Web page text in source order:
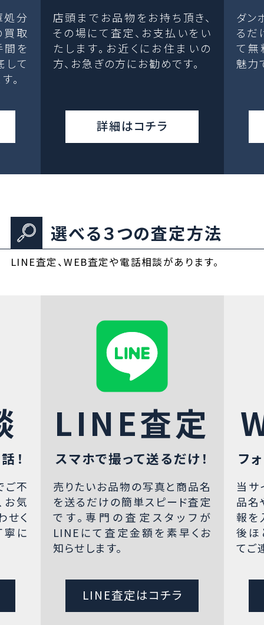
処分
取
間を
して
。
店頭までお品物をお持ち頂き、
その場にて査定、お支払いをい
たします。お近くにお住まいの
方、お急ぎの方にお勧めです。
詳細はコチラ
ダン
るだ
て無
魅力
選べる３つの査定方法
LINE査定、WEB査定や電話相談があります。
！
ご不
お気
せく
寧に
LINE査定
スマホで撮って送るだけ！
売りたいお品物の写真と商品名
を送るだけの簡単スピード査定
です。専門の査定スタッフが
LINEにて査定金額を素早くお
知らせします。
LINE査定はコチラ
フ
当サ
品名
報を
後ほ
てご